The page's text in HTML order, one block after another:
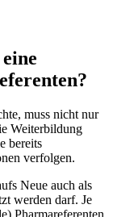
muss nicht nur
Weiterbildung
bereits
verfolgen.
Neue auch als
werden darf. Je
Pharmareferenten